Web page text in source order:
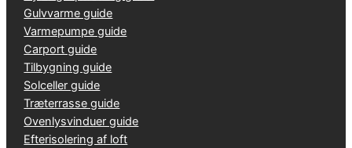
Gulvvarme guide
Varmepumpe guide
Carport guide
Tilbygning guide
Solceller guide
Træterrasse guide
Ovenlysvinduer guide
Efterisolering af loft